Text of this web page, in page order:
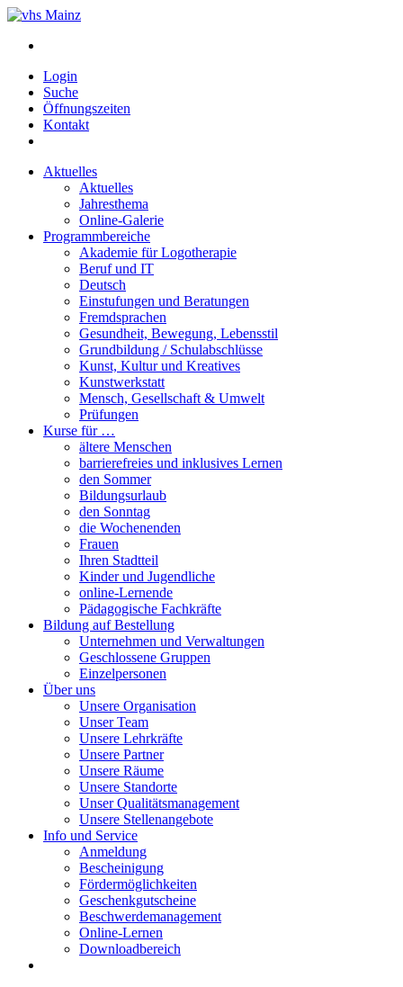
Login
Suche
Öffnungszeiten
Kontakt
Aktuelles
Aktuelles
Jahresthema
Online-Galerie
Programmbereiche
Akademie für Logotherapie
Beruf und IT
Deutsch
Einstufungen und Beratungen
Fremdsprachen
Gesundheit, Bewegung, Lebensstil
Grundbildung / Schulabschlüsse
Kunst, Kultur und Kreatives
Kunstwerkstatt
Mensch, Gesellschaft & Umwelt
Prüfungen
Kurse für …
ältere Menschen
barrierefreies und inklusives Lernen
den Sommer
Bildungsurlaub
den Sonntag
die Wochenenden
Frauen
Ihren Stadtteil
Kinder und Jugendliche
online-Lernende
Pädagogische Fachkräfte
Bildung auf Bestellung
Unternehmen und Verwaltungen
Geschlossene Gruppen
Einzelpersonen
Über uns
Unsere Organisation
Unser Team
Unsere Lehrkräfte
Unsere Partner
Unsere Räume
Unsere Standorte
Unser Qualitätsmanagement
Unsere Stellenangebote
Info und Service
Anmeldung
Bescheinigung
Fördermöglichkeiten
Geschenkgutscheine
Beschwerdemanagement
Online-Lernen
Downloadbereich